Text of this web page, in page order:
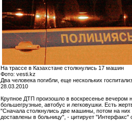
На трассе в Казахстане столкнулись 17 машин
Фото: vesti.kz
Два человека погибли, еще нескольких
28.03.2010
Крупное ДТП произошло в воскресенье вечером
большегрузные, автобус и легковушки. Есть
"Сначала столкнулись две машины, потом на них
доставлены в больницу", - цитирует